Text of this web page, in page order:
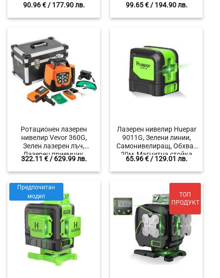
Оценено с
90.96€/ 177.90 лв.
99.65€/ 194.90 лв.
Ротационен лазерен
нивелир Vevor 360G,
Зелен лазерен лъч,
Лазерен приемник,
Обхват 500 метра
322.11 €/ 629.99 лв.
Лазерен нивелир Huepar
9011G, Зелени линии,
Самонивелиращ, Обхват
20м, Магнитна стойка
65.96€/ 129.01 лв.
Предпочитан
модел
ТОП
ПРОДУКТ